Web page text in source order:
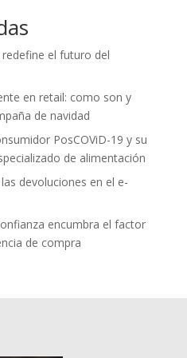
el futuro del
en retail: como son y
de navidad
PosCOViD-19 y su
de alimentación
devoluciones en el e-
encumbra el factor
de compra